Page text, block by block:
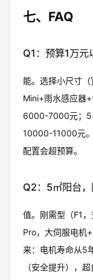
七、FAQ
Q1：预算1万元
能。选择小尺寸
Mini+雨水感应器
6000-7000元；5
10000-11000元
配置会超预算。
Q2：5㎡阳台
值。刚需型（F1
Pro，大伺服电机
来：电机寿命从5
（安全提升），